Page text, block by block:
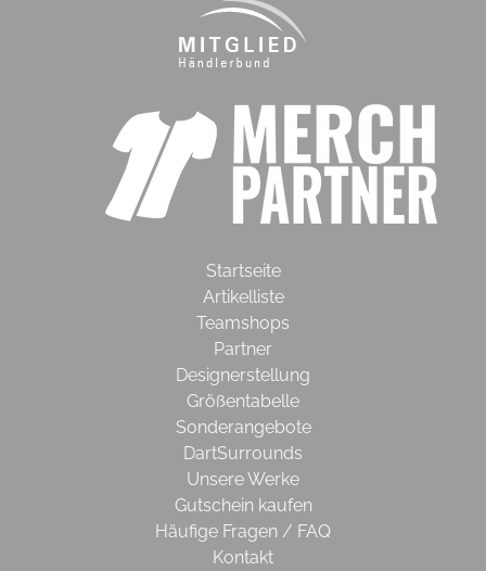
Startseite
Artikelliste
Teamshops
Partner
Designerstellung
Größentabelle
Sonderangebote
DartSurrounds
Unsere Werke
Gutschein kaufen
Häufige Fragen / FAQ
Kontakt